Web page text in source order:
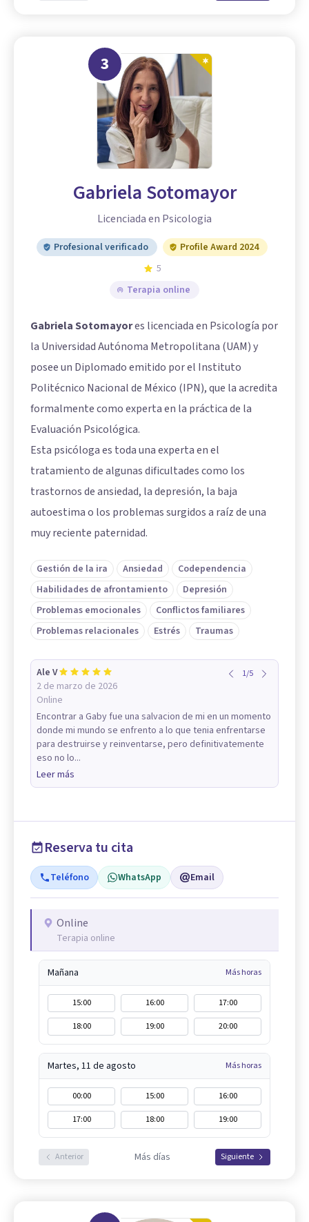
3
Gabriela Sotomayor
Licenciada en Psicologia
Profesional verificado
Profile Award 2024
5
Terapia online
Gabriela Sotomayores licenciada en Psicología por
la Universidad Autónoma Metropolitana (UAM) y
posee un Diplomado emitido por el Instituto
Politécnico Nacional de México (IPN), que la acredita
formalmente como experta en la práctica de la
Evaluación Psicológica.
Esta psicóloga es toda una experta en el
tratamiento de algunas dificultades como los
trastornos de ansiedad, la depresión, la baja
autoestima o los problemas surgidos a raíz de una
muy reciente paternidad.
Gestión de la ira Ansiedad
Codependencia
Habilidades de afrontamiento
Depresión
Problemas emocionales
Conflictos familiares
Problemas relacionales
Estrés Traumas
Ale V
2 de marzo de 2026
Online
1/5
Encontrar a Gaby fue una salvacion de mi en un momento
donde mi mundo se enfrento a lo que tenia enfrentarse
para destruirse y reinventarse, pero definitivatemente
eso no lo...
Leer más
Reserva tu cita
Teléfono WhatsApp Email
Online
Terapia online
Mañana Más horas
15:00 16:00
17:00
18:00
19:00 20:00
Martes, 11 de agosto Más horas
00:00 15:00
16:00
17:00
18:00 19:00
Anterior Más días Siguiente